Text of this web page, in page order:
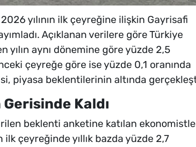
yılının ilk çeyreğine ilişkin Gayrisafi
Açıklanan verilere göre Türkiye
yılın aynı dönemine göre yüzde 2,5
çeyreğe göre ise yüzde 0,1 oranında
piyasa beklentilerinin altında
Kaldı
beklenti anketine katılan
ilk çeyreğinde yıllık bazda yüzde 2,7